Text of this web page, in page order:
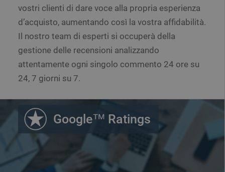
vostri clienti di dare voce alla propria esperienza
d’acquisto, aumentando così la vostra affidabilità.
Il nostro team di esperti si occuperà della
gestione delle recensioni analizzando
attentamente ogni singolo commento 24 ore su
24, 7 giorni su 7.
Google™ Ratings